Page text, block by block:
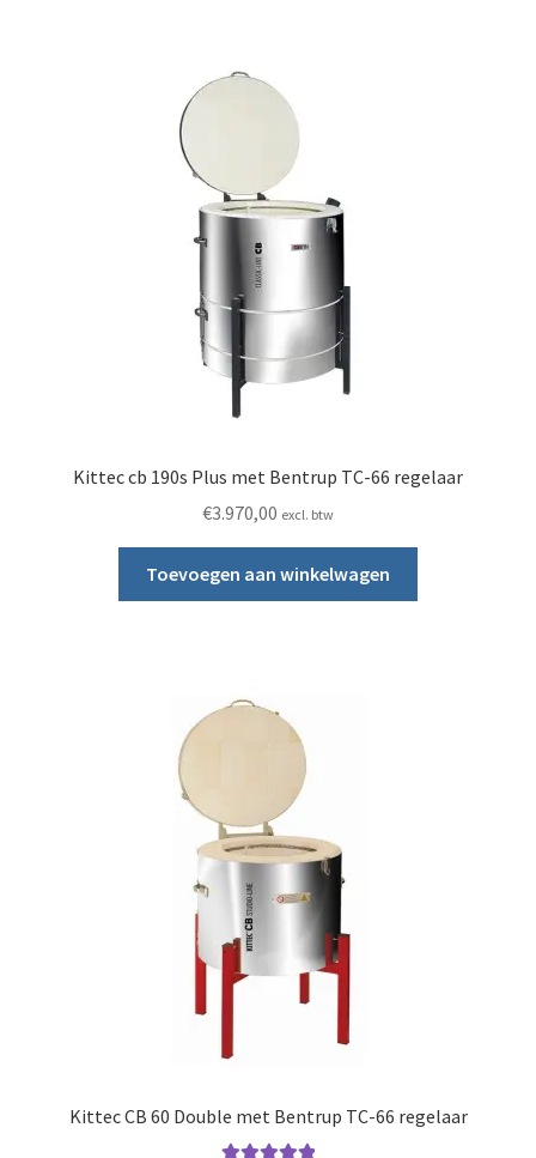
Kittec cb 190s Plus met Bentrup TC-66 regelaar
€3.970,00 excl. btw
Toevoegen aan winkelwagen
Kittec CB 60 Double met Bentrup TC-66 regelaar